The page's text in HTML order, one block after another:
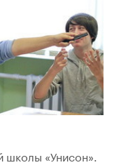
школы «Унисон».